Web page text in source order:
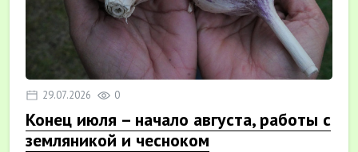
29.07.2026 0
Конец июля – начало августа, работы с
земляникой и чесноком